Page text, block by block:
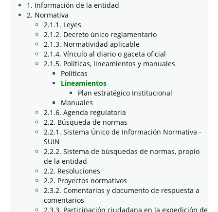
1. Información de la entidad
2. Normativa
2.1.1. Leyes
2.1.2. Decreto único reglamentario
2.1.3. Normatividad aplicable
2.1.4. Vínculo al diario o gaceta oficial
2.1.5. Políticas, lineamientos y manuales
Políticas
Lineamientos
Plan estratégico Institucional
Manuales
2.1.6. Agenda regulatoria
2.2. Búsqueda de normas
2.2.1. Sistema Único de Información Normativa -
SUIN
2.2.2. Sistema de búsquedas de normas, propio
de la entidad
2.2. Resoluciones
2.2. Proyectos normativos
2.3.2. Comentarios y documento de respuesta a
comentarios
2.3.3. Participación ciudadana en la expedición de